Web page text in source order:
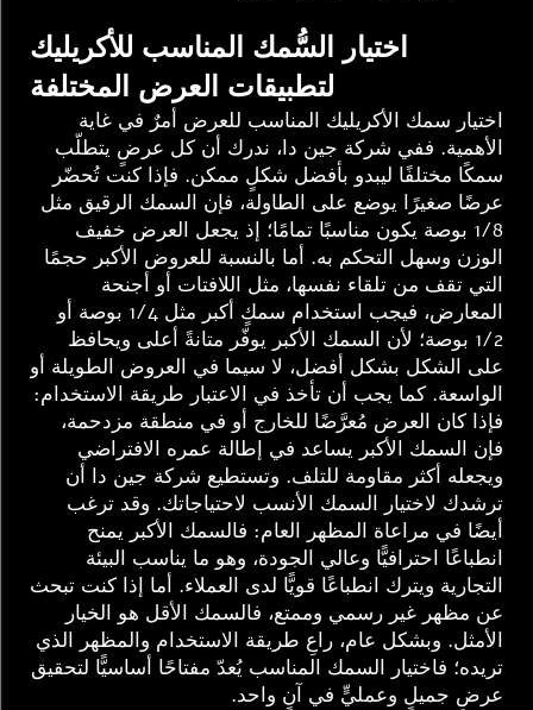
اختيار السُّمك المناسب للأكريليك
لتطبيقات العرض المختلفة
اختيار سمك الأكريليك المناسب للعرض أمرٌ في غاية
الأهمية. ففي شركة جين دا، ندرك أن كل عرضٍ يتطلّب
سمكًا مختلفًا ليبدو بأفضل شكلٍ ممكن. فإذا كنت تُحضّر
عرضًا صغيرًا يوضع على الطاولة، فإن السمك الرقيق مثل
1/8 بوصة يكون مناسبًا تمامًا؛ إذ يجعل العرض خفيف
الوزن وسهل التحكم به. أما بالنسبة للعروض الأكبر حجمًا
التي تقف من تلقاء نفسها، مثل اللافتات أو أجنحة
المعارض، فيجب استخدام سمكٍ أكبر مثل 1/4 بوصة أو
1/2 بوصة؛ لأن السمك الأكبر يوفّر متانةً أعلى ويحافظ
على الشكل بشكل أفضل، لا سيما في العروض الطويلة أو
الواسعة. كما يجب أن تأخذ في الاعتبار طريقة الاستخدام:
فإذا كان العرض مُعرَّضًا للخارج أو في منطقة مزدحمة،
فإن السمك الأكبر يساعد في إطالة عمره الافتراضي
ويجعله أكثر مقاومة للتلف. وتستطيع شركة جين دا أن
ترشدك لاختيار السمك الأنسب لاحتياجاتك. وقد ترغب
أيضًا في مراعاة المظهر العام: فالسمك الأكبر يمنح
انطباعًا احترافيًّا وعالي الجودة، وهو ما يناسب البيئة
التجارية ويترك انطباعًا قويًّا لدى العملاء. أما إذا كنت تبحث
عن مظهر غير رسمي وممتع، فالسمك الأقل هو الخيار
الأمثل. وبشكل عام، راعِ طريقة الاستخدام والمظهر الذي
تريده؛ فاختيار السمك المناسب يُعدّ مفتاحًا أساسيًّا لتحقيق
عرضٍ جميلٍ وعمليٍّ في آنٍ واحد.